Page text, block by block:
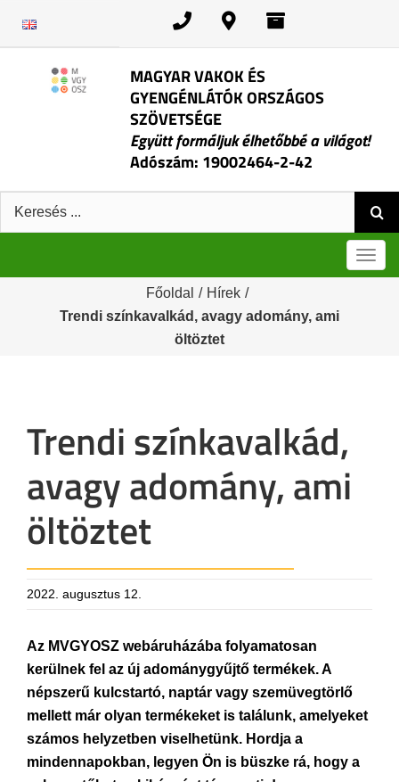
MAGYAR VAKOK ÉS
GYENGÉNLÁTÓK ORSZÁGOS
SZÖVETSÉGE
Együtt formáljuk élhetőbbé a világot!
Adószám: 19002464-2-42
Keresés:
Főoldal / Hírek /
Trendi színkavalkád, avagy adomány, ami
öltöztet
Trendi színkavalkád,
avagy adomány, ami
öltöztet
2022. augusztus 12.
Az MVGYOSZ webáruházába folyamatosan
kerülnek fel az új adománygyűjtő termékek. A
népszerű kulcstartó, naptár vagy szemüvegtörlő
mellett már olyan termékeket is találunk, amelyeket
számos helyzetben viselhetünk. Hordja a
mindennapokban, legyen Ön is büszke rá, hogy a